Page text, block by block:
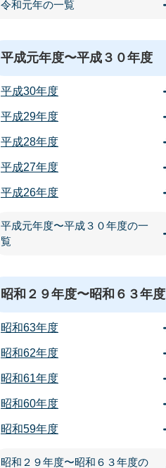
令和元年の一覧
平成元年度〜平成３０年度
平成30年度
平成29年度
平成28年度
平成27年度
平成26年度
平成元年度〜平成３０年度の一
覧
昭和２９年度〜昭和６３年度
昭和63年度
昭和62年度
昭和61年度
昭和60年度
昭和59年度
昭和２９年度〜昭和６３年度の